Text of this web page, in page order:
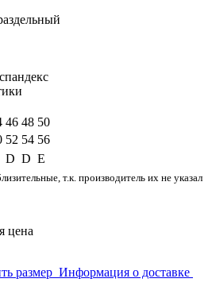
46 48 50
52 54 56
D D E
т.к. производитель их не указал
цена
размер Информация о доставке